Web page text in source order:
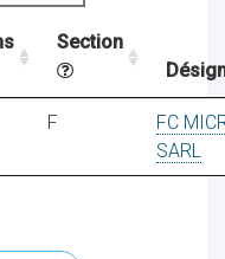
Section
F
FC
SARL